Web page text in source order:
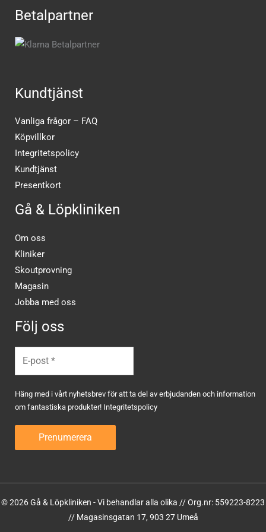
Betalpartner
Kundtjänst
Vanliga frågor – FAQ
Köpvillkor
Integritetspolicy
Kundtjänst
Presentkort
Gå & Löpkliniken
Om oss
Kliniker
Skoutprovning
Magasin
Jobba med oss
Följ oss
Häng med i vårt nyhetsbrev för att ta del av erbjudanden och information
om fantastiska produkter! Integritetspolicy
© 2026 Gå & Löpkliniken - Vi behandlar alla olika // Org.nr: 559223-8223
// Magasinsgatan 17, 903 27 Umeå